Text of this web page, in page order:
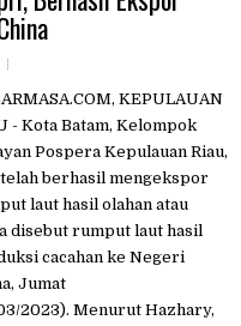
KEPULAUAN
- Kota Batam, Kelompok
Pospera Kepulauan Riau,
berhasil mengekspor
laut hasil olahan atau
disebut rumput laut hasil
cacahan ke Negeri
Jumat
2023). Menurut Hazhary,